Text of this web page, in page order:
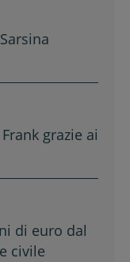
grazie ai
di euro dal
civile